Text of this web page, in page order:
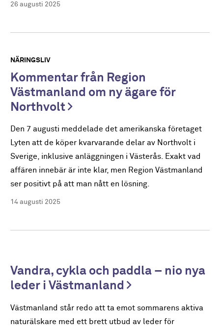
26 augusti 2025
NÄRINGSLIV
Kommentar från Region
Västmanland om ny ägare för
Northvolt
Den 7 augusti meddelade det amerikanska företaget
Lyten att de köper kvarvarande delar av Northvolt i
Sverige, inklusive anläggningen i Västerås. Exakt vad
affären innebär är inte klar, men Region Västmanland
ser positivt på att man nått en lösning.
14 augusti 2025
Vandra, cykla och paddla – nio nya
leder i Västmanland
Västmanland står redo att ta emot sommarens aktiva
naturälskare med ett brett utbud av leder för